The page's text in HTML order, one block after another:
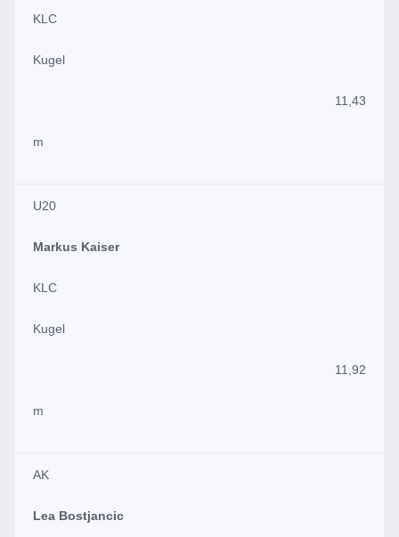
KLC
Kugel
11,43
m
U20
Markus Kaiser
KLC
Kugel
11,92
m
AK
Lea Bostjancic